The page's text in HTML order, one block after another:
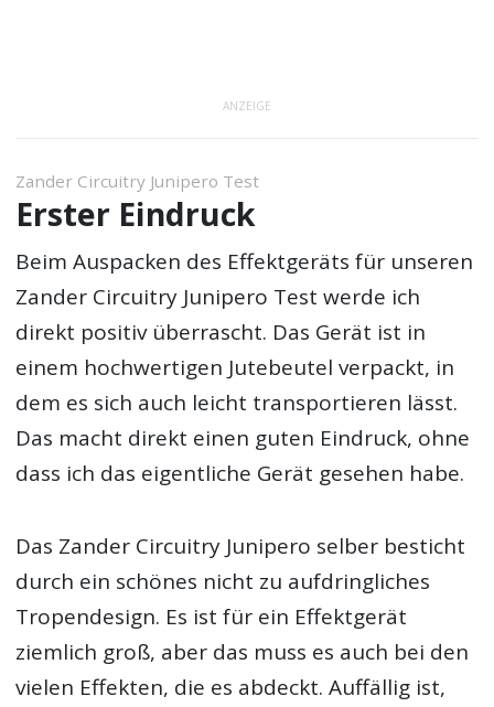
ANZEIGE
Zander Circuitry Junipero Test
Erster Eindruck
Beim Auspacken des Effektgeräts für unseren
Zander Circuitry Junipero Test werde ich
direkt positiv überrascht. Das Gerät ist in
einem hochwertigen Jutebeutel verpackt, in
dem es sich auch leicht transportieren lässt.
Das macht direkt einen guten Eindruck, ohne
dass ich das eigentliche Gerät gesehen habe.
Das Zander Circuitry Junipero selber besticht
durch ein schönes nicht zu aufdringliches
Tropendesign. Es ist für ein Effektgerät
ziemlich groß, aber das muss es auch bei den
vielen Effekten, die es abdeckt. Auffällig ist,